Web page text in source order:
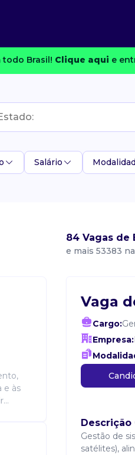
todo Brasil! Clique aqui e
Salário
84 Vagas de
e mais 53383
e às
Vaga
Cargo:
Empresa:
Descrição
Gestão de
satélites),